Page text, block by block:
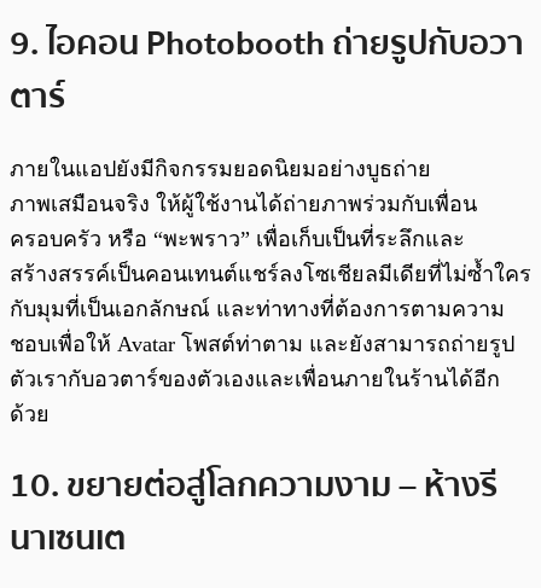
9. ไอคอน Photobooth ถ่ายรูปกับอวา
ตาร์
ภายในแอปยังมีกิจกรรมยอดนิยมอย่างบูธถ่าย
ภาพเสมือนจริง ให้ผู้ใช้งานได้ถ่ายภาพร่วมกับเพื่อน
ครอบครัว หรือ “พะพราว” เพื่อเก็บเป็นที่ระลึกและ
สร้างสรรค์เป็นคอนเทนต์แชร์ลงโซเชียลมีเดียที่ไม่ซ้ำใคร
กับมุมที่เป็นเอกลักษณ์ และท่าทางที่ต้องการตามความ
ชอบเพื่อให้ Avatar โพสต์ท่าตาม และยังสามารถถ่ายรูป
ตัวเรากับอวตาร์ของตัวเองและเพื่อนภายในร้านได้อีก
ด้วย
10. ขยายต่อสู่โลกความงาม – ห้างรี
นาเซนเต